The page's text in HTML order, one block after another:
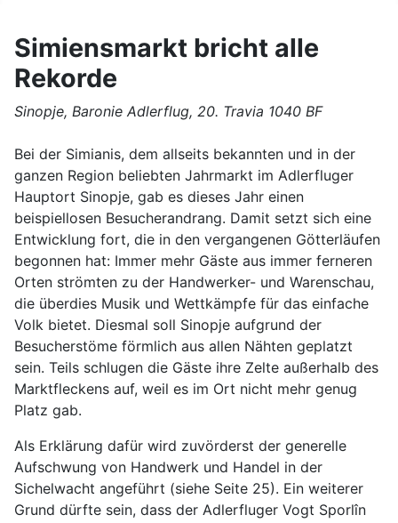
Simiensmarkt bricht alle
Rekorde
Sinopje, Baronie Adlerflug, 20. Travia 1040 BF
Bei der Simianis, dem allseits bekannten und in der
ganzen Region beliebten Jahrmarkt im Adlerfluger
Hauptort Sinopje, gab es dieses Jahr einen
beispiellosen Besucherandrang. Damit setzt sich eine
Entwicklung fort, die in den vergangenen Götterläufen
begonnen hat: Immer mehr Gäste aus immer ferneren
Orten strömten zu der Handwerker- und Warenschau,
die überdies Musik und Wettkämpfe für das einfache
Volk bietet. Diesmal soll Sinopje aufgrund der
Besucherstöme förmlich aus allen Nähten geplatzt
sein. Teils schlugen die Gäste ihre Zelte außerhalb des
Marktfleckens auf, weil es im Ort nicht mehr genug
Platz gab.
Als Erklärung dafür wird zuvörderst der generelle
Aufschwung von Handwerk und Handel in der
Sichelwacht angeführt (siehe Seite 25). Ein weiterer
Grund dürfte sein, dass der Adlerfluger Vogt Sporlîn